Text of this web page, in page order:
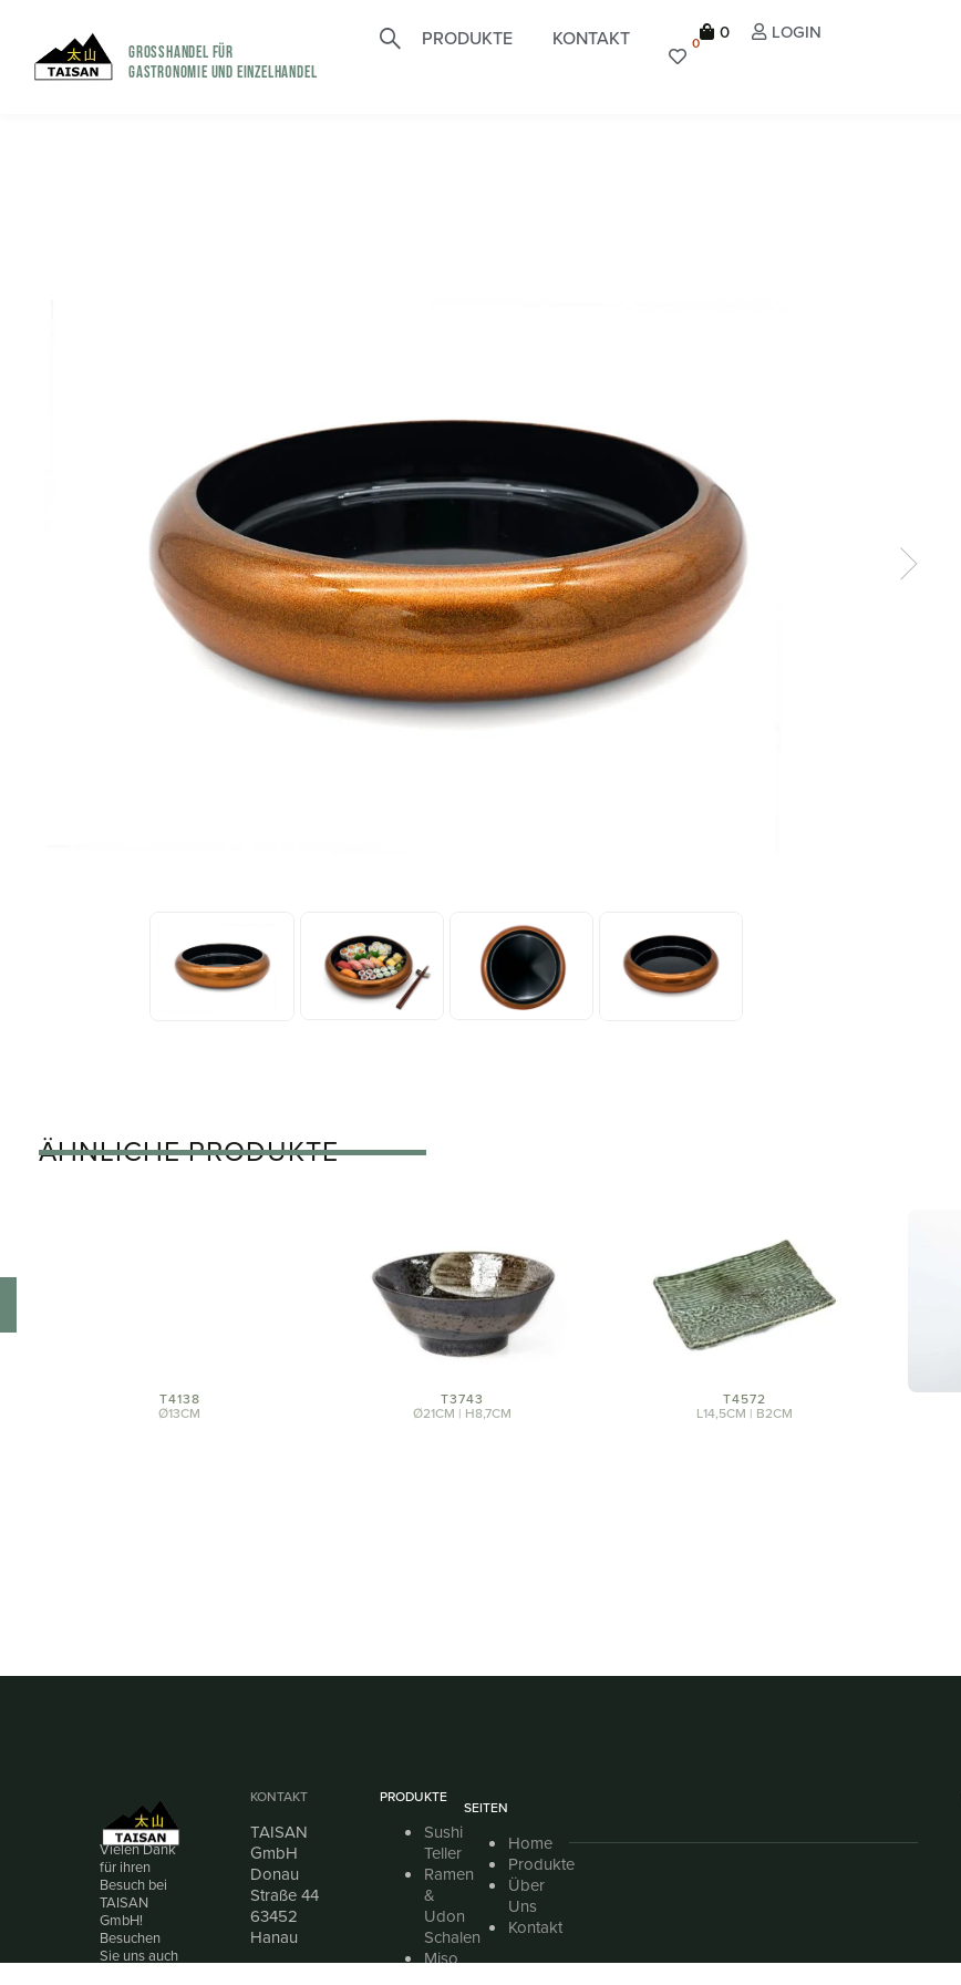
GROSSHANDEL FÜR
GASTRONOMIE UND EINZELHANDEL
PRODUKTE KONTAKT 0 0 LOGIN
ÄHNLICHE PRODUKTE
T3743
Ø21CM | H8,7CM
T4572
L14,5CM | B2CM
Vielen Dank
für ihren
Besuch bei
TAISAN
GmbH!
Besuchen
Sie uns auch
KONTAKT
TAISAN
GmbH
Donau
Straße 44
63452
Hanau
PRODUKTE
Sushi
Teller
Ramen
&
Udon
Schalen
Miso
SEITEN
Home
Produkte
Über
Uns
Kontakt